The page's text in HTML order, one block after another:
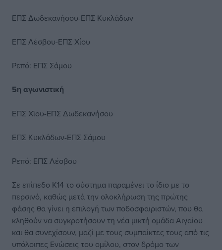
ΕΠΣ Δωδεκανήσου-ΕΠΣ Κυκλάδων
ΕΠΣ Λέσβου-ΕΠΣ Χίου
Ρεπό: ΕΠΣ Σάμου
5η αγωνιστική
ΕΠΣ Χϊου-ΕΠΣ Δωδεκανήσου
ΕΠΣ Κυκλάδων-ΕΠΣ Σάμου
Ρεπό: ΕΠΣ Λέσβου
Σε επίπεδο Κ14 το σύστημα παραμένει το ίδιο με το
περσινό, καθώς μετά την ολοκλήρωση της πρώτης
φάσης θα γίνει η επιλογή των ποδοσφαιριστών, που θα
κληθούν να συγκροτήσουν τη νέα μικτή ομάδα Αιγαίου
και θα συνεχίσουν, μαζί με τους συμπαίκτες τους από τις
υπόλοιπες Ενώσεις του ομίλου, στον δρόμο των